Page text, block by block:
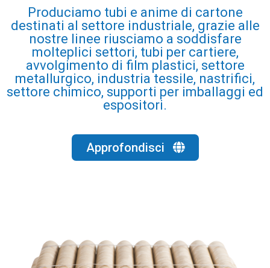
Produciamo tubi e anime di cartone
destinati al settore industriale, grazie alle
nostre linee riusciamo a soddisfare
molteplici settori, tubi per cartiere,
avvolgimento di film plastici, settore
metallurgico, industria tessile, nastrifici,
settore chimico, supporti per imballaggi ed
espositori.
Approfondisci